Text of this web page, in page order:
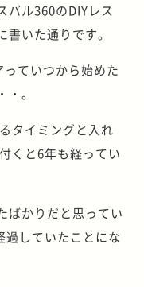
バル360のDIYレス
いた通りです。
ていつから始めた
。
タイミングと入れ
くと6年も経ってい
ばかりだと思ってい
過していたことにな